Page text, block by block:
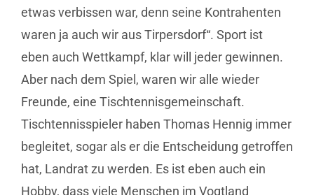
etwas verbissen war, denn seine Kontrahenten
waren ja auch wir aus Tirpersdorf“. Sport ist
eben auch Wettkampf, klar will jeder gewinnen.
Aber nach dem Spiel, waren wir alle wieder
Freunde, eine Tischtennisgemeinschaft.
Tischtennisspieler haben Thomas Hennig immer
begleitet, sogar als er die Entscheidung getroffen
hat, Landrat zu werden. Es ist eben auch ein
Hobby, dass viele Menschen im Vogtland